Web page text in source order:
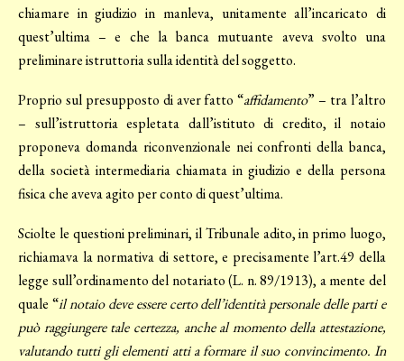
chiamare in giudizio in manleva, unitamente all’incaricato di
quest’ultima – e che la banca mutuante aveva svolto una
preliminare istruttoria sulla identità del soggetto.
Proprio sul presupposto di aver fatto “affidamento” – tra l’altro
– sull’istruttoria espletata dall’istituto di credito, il notaio
proponeva domanda riconvenzionale nei confronti della banca,
della società intermediaria chiamata in giudizio e della persona
fisica che aveva agito per conto di quest’ultima.
Sciolte le questioni preliminari, il Tribunale adito, in primo luogo,
richiamava la normativa di settore, e precisamente l’art.49 della
legge sull’ordinamento del notariato (L. n. 89/1913), a mente del
quale “il notaio deve essere certo dell’identità personale delle parti e
può raggiungere tale certezza, anche al momento della attestazione,
valutando tutti gli elementi atti a formare il suo convincimento. In